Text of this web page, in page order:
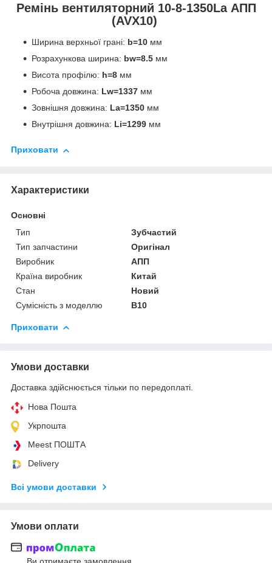
Ремінь вентиляторний 10-8-1350La АПП
(AVX10)
Ширина верхньої грані: b=10 мм
Розрахункова ширина: bw=8.5 мм
Висота профілю: h=8 мм
Робоча довжина: Lw=1337 мм
Зовнішня довжина: La=1350 мм
Внутрішня довжина: Li=1299 мм
Приховати
Характеристики
Основні
Тип
Зубчастий
Тип запчастини
Оригінал
Виробник
АПП
Країна виробник
Китай
Стан
Новий
Сумісність з моделлю
B10
Приховати
Умови доставки
Доставка здійснюється тільки по передоплаті.
Нова Пошта
Укрпошта
Meest ПОШТА
Delivery
Всі умови доставки
Умови оплати